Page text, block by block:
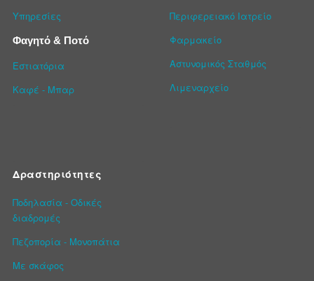
Υπηρεσίες
Φαγητό & Ποτό
Εστιατόρια
Καφέ - Μπαρ
Περιφερειακό Ιατρείο
Φαρμακείο
Αστυνομικός Σταθμός
Λιμεναρχείο
Δραστηριότητες
Ποδηλασία - Οδικές
διαδρομές
Πεζοπορία - Μονοπάτια
Με σκάφος